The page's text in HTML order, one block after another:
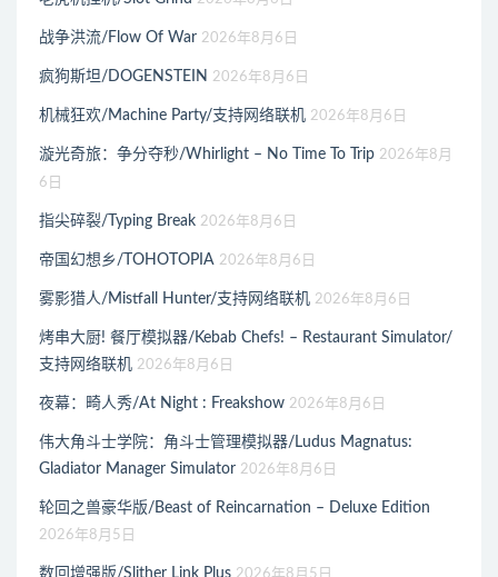
战争洪流/Flow Of War 2026年8月6日
疯狗斯坦/DOGENSTEIN 2026年8月6日
机械狂欢/Machine Party/支持网络联机 2026年8月6日
漩光奇旅：争分夺秒/Whirlight – No Time To Trip 2026年8月
6日
指尖碎裂/Typing Break 2026年8月6日
帝国幻想乡/TOHOTOPIA 2026年8月6日
雾影猎人/Mistfall Hunter/支持网络联机 2026年8月6日
烤串大厨! 餐厅模拟器/Kebab Chefs! – Restaurant Simulator/
支持网络联机 2026年8月6日
夜幕：畸人秀/At Night : Freakshow 2026年8月6日
伟大角斗士学院：角斗士管理模拟器/Ludus Magnatus:
Gladiator Manager Simulator 2026年8月6日
轮回之兽豪华版/Beast of Reincarnation – Deluxe Edition
2026年8月5日
数回增强版/Slither Link Plus 2026年8月5日